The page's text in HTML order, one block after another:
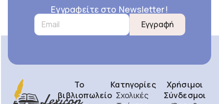
Εγγραφείτε στο Newsletter!
Εγγραφή
Το
βιβλιοπωλείο
Κατηγορίες
Σχολικές
Χρήσιμοι
Σύνδεσμοι